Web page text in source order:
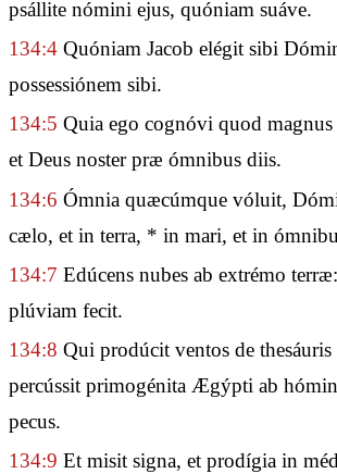
psállite nómini ejus, quóniam suáve.
134:4 Quóniam Jacob elégit sibi
possessiónem sibi.
134:5 Quia ego cognóvi quod
et Deus noster præ ómnibus diis.
134:6 Ómnia quæcúmque vóluit,
cælo, et in terra, * in mari, et in
134:7 Edúcens nubes ab extrémo
plúviam fecit.
134:8 Qui prodúcit ventos de
percússit primogénita Ægýpti ab
pecus.
134:9 Et misit signa, et prodígia in